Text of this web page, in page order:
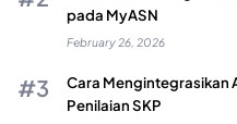
pada MyASN
February 26, 2026
Cara Mengintegrasikan
Penilaian SKP